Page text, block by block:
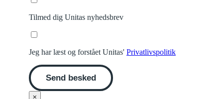
Tilmed dig Unitas nyhedsbrev
Jeg har læst og forstået Unitas' Privatlivspolitik
Send besked
⨉